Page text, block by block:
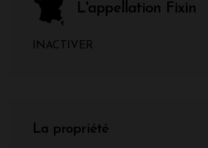
L'appellation Fixin
INACTIVER
La propriété